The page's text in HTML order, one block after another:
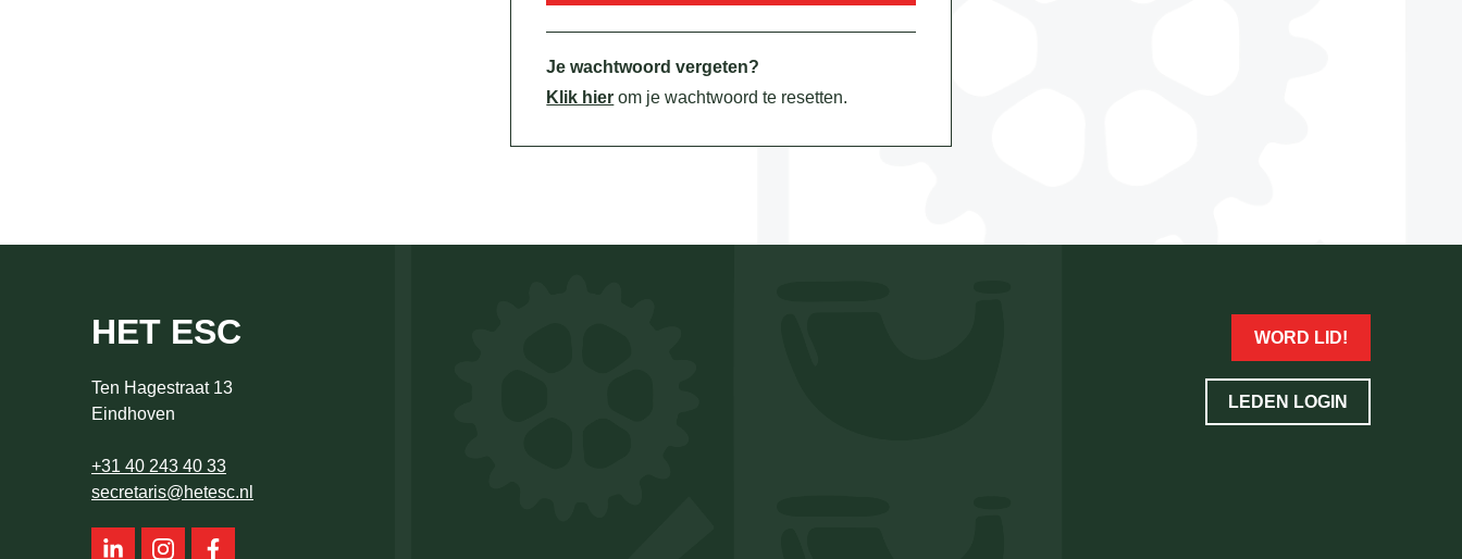
Je wachtwoord vergeten?
Klik hier om je wachtwoord te resetten.
HET ESC
Ten Hagestraat 13
Eindhoven
+31 40 243 40 33
secretaris@hetesc.nl
WORD LID!
LEDEN LOGIN